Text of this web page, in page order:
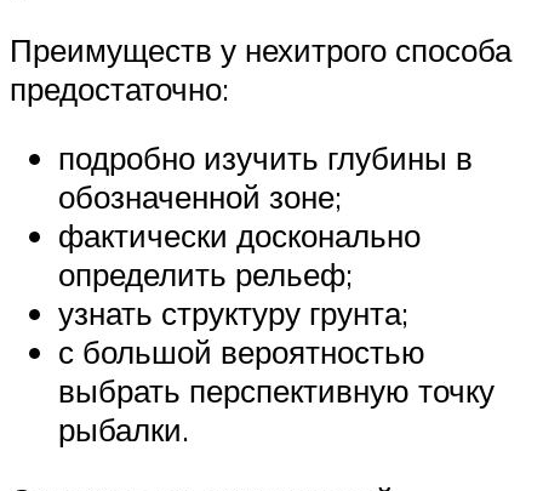
Преимуществ у нехитрого способа
предостаточно:
подробно изучить глубины в
обозначенной зоне;
фактически досконально
определить рельеф;
узнать структуру грунта;
с большой вероятностью
выбрать перспективную точку
рыбалки.